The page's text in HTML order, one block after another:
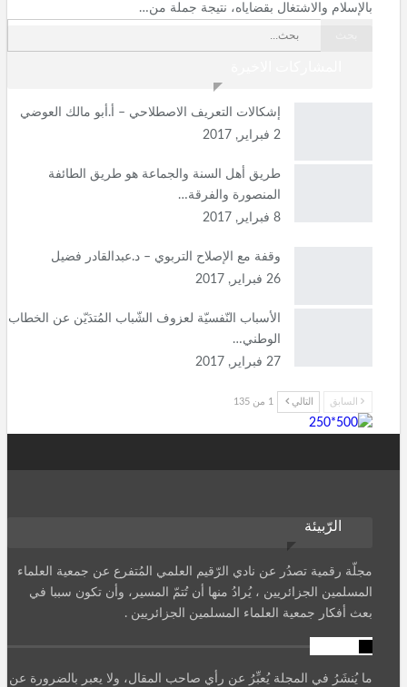
بالإسلام والاشتغال بقضاياه، نتيجة جملة من…
إشكالات التعريف الاصطلاحي – أ.أبو مالك العوضي
2 فبراير, 2017
طريق أهل السنة والجماعة هو طريق الطائفة
المنصورة والفرقة…
8 فبراير, 2017
وقفة مع الإصلاح التربوي – د.عبدالقادر فضيل
26 فبراير, 2017
الأسباب النّفسيّة لعزوف الشّباب المُتدَيّن عن الخطاب
الوطني…
27 فبراير, 2017
السابق التالي 1 من 135
الرّبيئة
مجلّة رقمية تصدُر عن نادي الرّقيم العلمي المُتفرع عن جمعية العلماء
المسلمين الجزائريين ، يُرادُ منها أن تُتمّ المسير، وأن تكون سببا في
بعث أفكار جمعية العلماء المسلمين الجزائريين .
ما يُنشَرُ في المجلة يُعبِّرُ عن رأي صاحب المقال، ولا يعبر بالضرورة عن